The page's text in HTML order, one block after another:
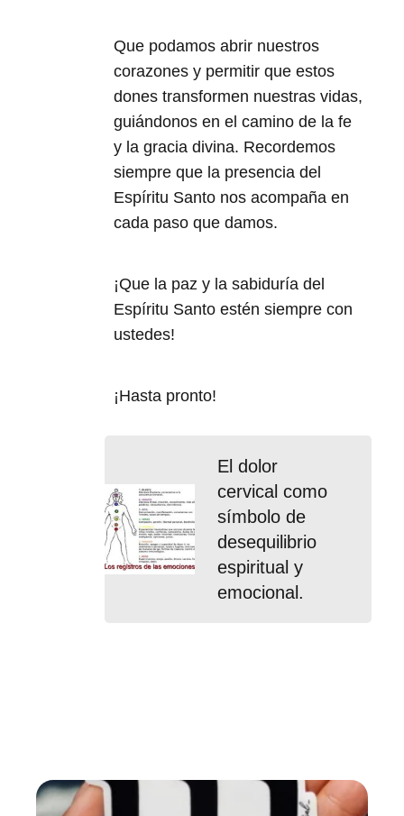
Que podamos abrir nuestros
corazones y permitir que estos
dones transformen nuestras vidas,
guiándonos en el camino de la fe
y la gracia divina. Recordemos
siempre que la presencia del
Espíritu Santo nos acompaña en
cada paso que damos.
¡Que la paz y la sabiduría del
Espíritu Santo estén siempre con
ustedes!
¡Hasta pronto!
El dolor
cervical como
símbolo de
desequilibrio
espiritual y
emocional.